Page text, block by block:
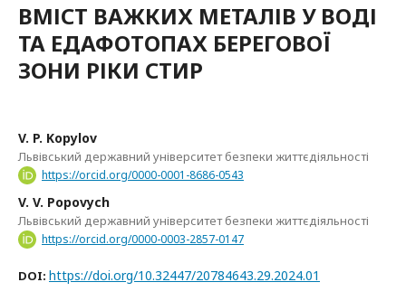
ВМІСТ ВАЖКИХ МЕТАЛІВ У ВОДІ
ТА ЕДАФОТОПАХ БЕРЕГОВОЇ
ЗОНИ РІКИ СТИР
V. P. Kopylov
Львівський державний університет безпеки життєдіяльності
https://orcid.org/0000-0001-8686-0543
V. V. Popovych
Львівський державний університет безпеки життєдіяльності
https://orcid.org/0000-0003-2857-0147
DOI: https://doi.org/10.32447/20784643.29.2024.01